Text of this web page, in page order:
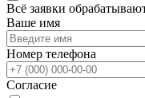
Всё заявки
Ваше имя
Номер телефона
Согласие